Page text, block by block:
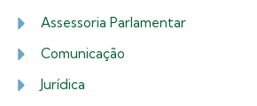
Assessoria Parlamentar
Comunicação
Jurídica